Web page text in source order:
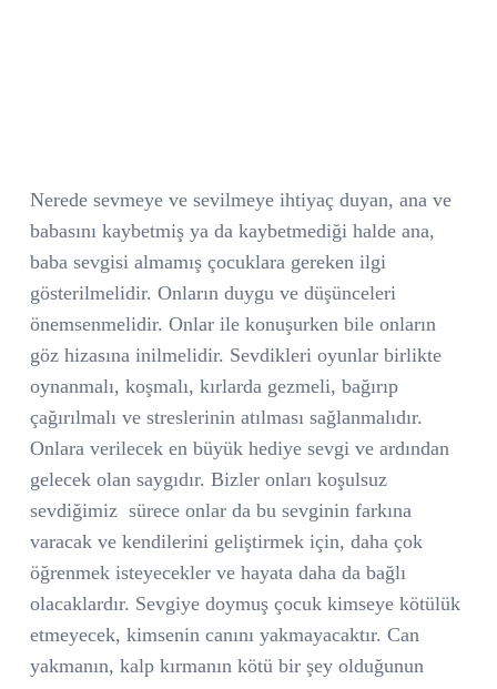
Nerede sevmeye ve sevilmeye ihtiyaç duyan, ana ve
babasını kaybetmiş ya da kaybetmediği halde ana,
baba sevgisi almamış çocuklara gereken ilgi
gösterilmelidir. Onların duygu ve düşünceleri
önemsenmelidir. Onlar ile konuşurken bile onların
göz hizasına inilmelidir. Sevdikleri oyunlar birlikte
oynanmalı, koşmalı, kırlarda gezmeli, bağırıp
çağırılmalı ve streslerinin atılması sağlanmalıdır.
Onlara verilecek en büyük hediye sevgi ve ardından
gelecek olan saygıdır. Bizler onları koşulsuz
sevdiğimiz sürece onlar da bu sevginin farkına
varacak ve kendilerini geliştirmek için, daha çok
öğrenmek isteyecekler ve hayata daha da bağlı
olacaklardır. Sevgiye doymuş çocuk kimseye kötülük
etmeyecek, kimsenin canını yakmayacaktır. Can
yakmanın, kalp kırmanın kötü bir şey olduğunun